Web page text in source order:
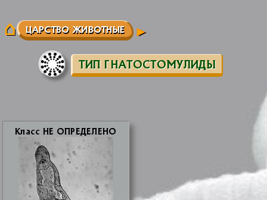
ЦАРСТВО ЖИВОТНЫЕ
ТИП ГНАТОСТОМУЛИДЫ
Класс НЕ ОПРЕ­ДЕ­ЛЕ­НО